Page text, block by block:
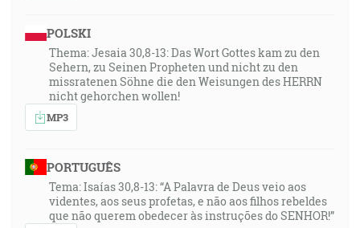
POLSKI
Thema: Jesaia 30,8-13: Das Wort Gottes kam zu den
Sehern, zu Seinen Propheten und nicht zu den
missratenen Söhne die den Weisungen des HERRN
nicht gehorchen wollen!
MP3
PORTUGUÊS
Tema: Isaías 30,8-13: “A Palavra de Deus veio aos
videntes, aos seus profetas, e não aos filhos rebeldes
que não querem obedecer às instruções do SENHOR!”